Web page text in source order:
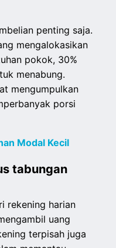
penting saja.
mengalokasikan
pokok, 30%
menabung.
mengumpulkan
porsi
Modal Kecil
tabungan
rekening harian
uang
terpisah juga